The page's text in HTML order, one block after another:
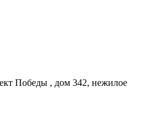
Победы , дом 342, нежилое